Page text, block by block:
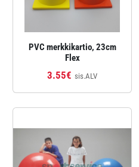
PVC merkkikartio, 23cm
Flex
3.55€ sis.ALV